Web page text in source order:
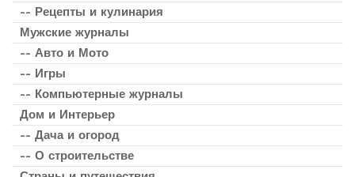
-- Рецепты и кулинария
Мужские журналы
-- Авто и Мото
-- Игры
-- Компьютерные журналы
Дом и Интерьер
-- Дача и огород
-- О строительстве